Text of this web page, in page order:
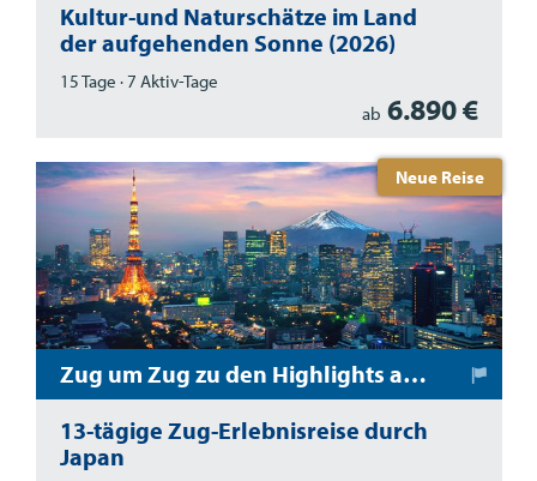
Kultur-und Naturschätze im Land
der aufgehenden Sonne (2026)
15 Tage · 7 Aktiv-Tage
ab 6.890 €
Zug um Zug zu den Highlights auf Japans Hauptinsel Honshu
Neue Reise
13-tägige Zug-Erlebnisreise durch
Japan